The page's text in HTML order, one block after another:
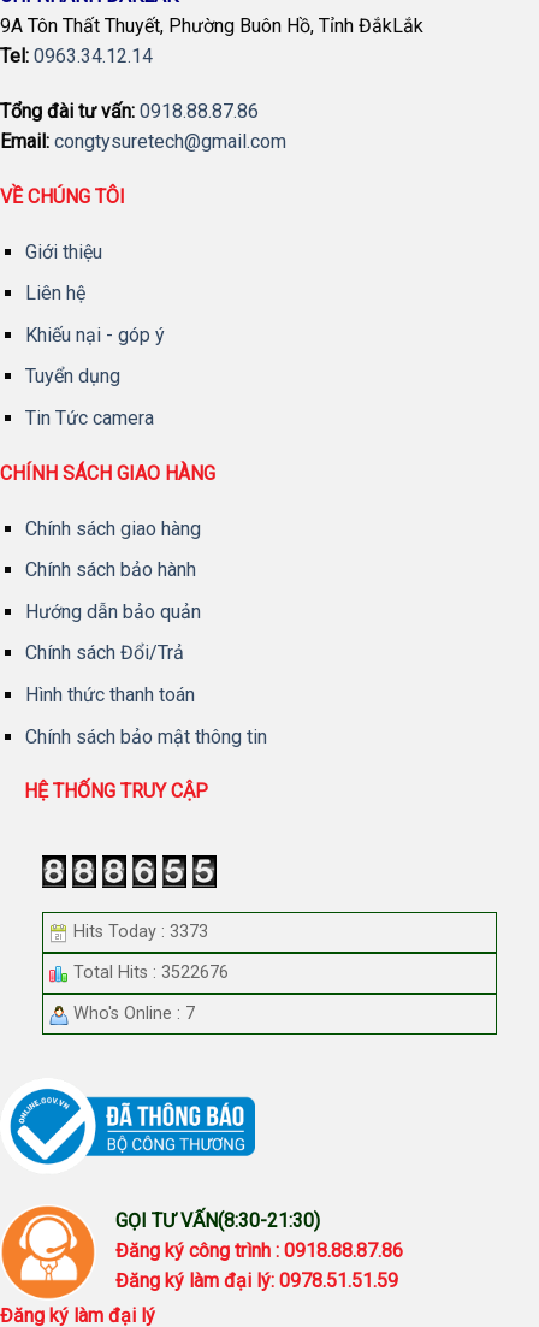
9A Tôn Thất Thuyết, Phường Buôn Hồ, Tỉnh ĐắkLắk
Tel: 0963.34.12.14
Tổng đài tư vấn: 0918.88.87.86
Email: congtysuretech@gmail.com
VỀ CHÚNG TÔI
Giới thiệu
Liên hệ
Khiếu nại - góp ý
Tuyển dụng
Tin Tức camera
CHÍNH SÁCH GIAO HÀNG
Chính sách giao hàng
Chính sách bảo hành
Hướng dẫn bảo quản
Chính sách Đổi/Trả
Hình thức thanh toán
Chính sách bảo mật thông tin
HỆ THỐNG TRUY CẬP
Hits Today : 3373
Total Hits : 3522676
Who's Online : 7
GỌI TƯ VẤN(8:30-21:30)
Đăng ký công trình : 0918.88.87.86
Đăng ký làm đại lý: 0978.51.51.59
Đăng ký làm đại lý